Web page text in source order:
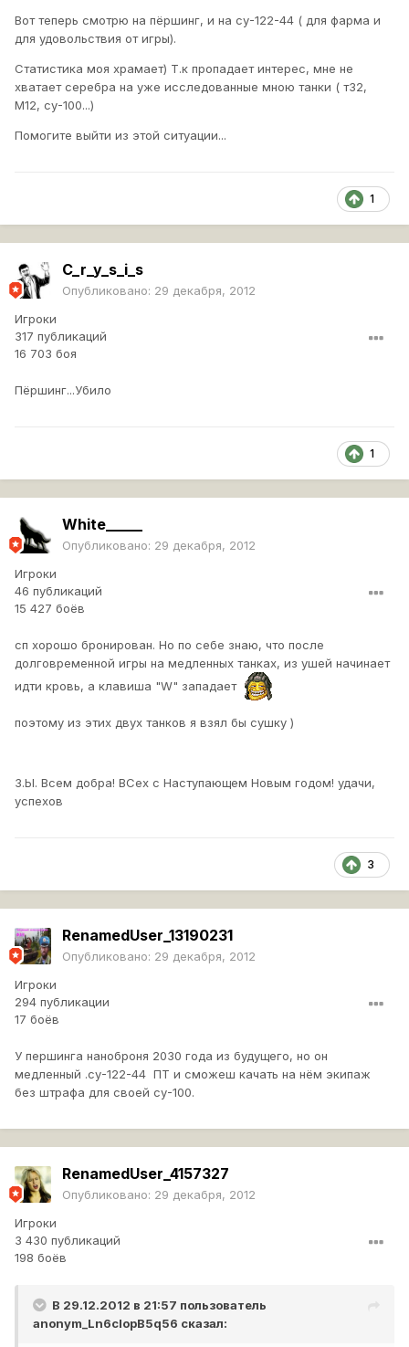
Вот теперь смотрю на пёршинг, и на су-122-44 ( для фарма и
для удовольствия от игры).
Статистика моя храмает) Т.к пропадает интерес, мне не
хватает серебра на уже исследованные мною танки ( т32,
М12, су-100...)
Помогите выйти из этой ситуации...
1
C_r_y_s_i_s
Опубликовано: 29 декабря, 2012
Игроки
317 публикаций
16 703 боя
Пёршинг...Убило
1
White_____
Опубликовано: 29 декабря, 2012
Игроки
46 публикаций
15 427 боёв
сп хорошо бронирован. Но по себе знаю, что после
долговременной игры на медленных танках, из ушей начинает
идти кровь, а клавиша "W" западает
поэтому из этих двух танков я взял бы сушку )
З.Ы. Всем добра! ВСех с Наступающем Новым годом! удачи,
успехов
3
RenamedUser_13190231
Опубликовано: 29 декабря, 2012
Игроки
294 публикации
17 боёв
У першинга наноброня 2030 года из будущего, но он
медленный .су-122-44 ПТ и сможеш качать на нём экипаж
без штрафа для своей су-100.
RenamedUser_4157327
Опубликовано: 29 декабря, 2012
Игроки
3 430 публикаций
198 боёв
В 29.12.2012 в 21:57 пользователь
anonym_Ln6clopB5q56 сказал: